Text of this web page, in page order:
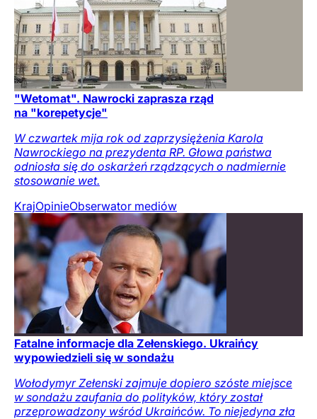
"Wetomat". Nawrocki zaprasza rząd
na "korepetycje"
W czwartek mija rok od zaprzysiężenia Karola
Nawrockiego na prezydenta RP. Głowa państwa
odniosła się do oskarżeń rządzących o nadmiernie
stosowanie wet.
KrajOpinieObserwator mediów
Fatalne informacje dla Zełenskiego. Ukraińcy
wypowiedzieli się w sondażu
Wołodymyr Zełenski zajmuje dopiero szóste miejsce
w sondażu zaufania do polityków, który został
przeprowadzony wśród Ukraińców. To niejedyna zła